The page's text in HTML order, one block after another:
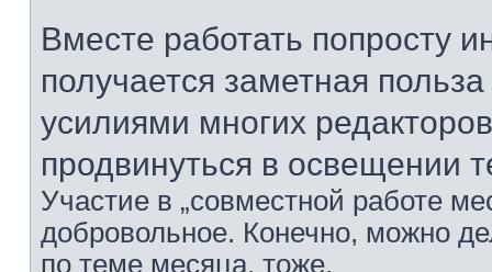
Вместе работать попросту
получается заметная
усилиями многих
продвинуться в освещении
Участие в „совместной работе
добровольное. Конечно, можно
по теме месяца, тоже.